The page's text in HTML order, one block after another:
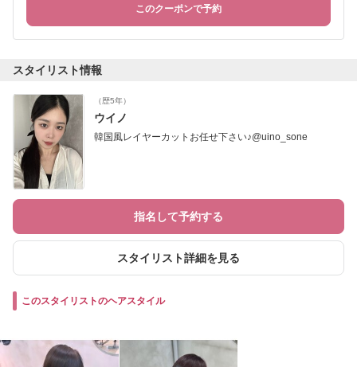
このクーポンで予約
スタイリスト情報
（歴5年）
ウイノ
韓国風レイヤーカットお任せ下さい♪@uino_sone
指名して予約する
スタイリスト詳細を見る
このスタイリストのヘアスタイル